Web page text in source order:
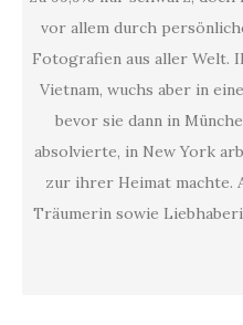
vor allem durch
Fotografien aus aller Welt.
Vietnam, wuchs aber in
bevor sie dann in
absolvierte, in New York
zur ihrer Heimat machte.
Träumerin sowie